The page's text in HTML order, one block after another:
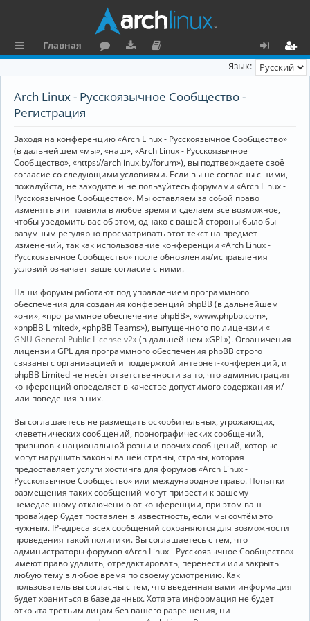
л
и
Главная
н
та
ц
и
я
х
ег
Язык:
Arch Linux - Русскоязычное Сообщество -
Регистрация
Заходя на конференцию «Arch Linux - Русскоязычное Сообщество»
(в дальнейшем «мы», «наш», «Arch Linux - Русскоязычное
Сообщество», «https://archlinux.by/forum»), вы подтверждаете своё
согласие со следующими условиями. Если вы не согласны с ними,
пожалуйста, не заходите и не пользуйтесь форумами «Arch Linux -
Русскоязычное Сообщество». Мы оставляем за собой право
изменять эти правила в любое время и сделаем всё возможное,
чтобы уведомить вас об этом, однако с вашей стороны было бы
разумным регулярно просматривать этот текст на предмет
изменений, так как использование конференции «Arch Linux -
Русскоязычное Сообщество» после обновления/исправления
условий означает ваше согласие с ними.
Наши форумы работают под управлением программного
обеспечения для создания конференций phpBB (в дальнейшем
«они», «программное обеспечение phpBB», «www.phpbb.com»,
«phpBB Limited», «phpBB Teams»), выпущенного по лицензии «
GNU General Public License v2» (в дальнейшем «GPL»). Ограничения
лицензии GPL для программного обеспечения phpBB строго
связаны с организацией и поддержкой интернет-конференций, и
phpBB Limited не несёт ответственности за то, что администрация
конференций определяет в качестве допустимого содержания и/
или поведения в них.
Вы соглашаетесь не размещать оскорбительных, угрожающих,
клеветнических сообщений, порнографических сообщений,
призывов к национальной розни и прочих сообщений, которые
могут нарушить законы вашей страны, страны, которая
предоставляет услуги хостинга для форумов «Arch Linux -
Русскоязычное Сообщество» или международное право. Попытки
размещения таких сообщений могут привести к вашему
немедленному отключению от конференции, при этом ваш
провайдер будет поставлен в известность, если мы сочтём это
нужным. IP-адреса всех сообщений сохраняются для возможности
проведения такой политики. Вы соглашаетесь с тем, что
администраторы форумов «Arch Linux - Русскоязычное Сообщество»
имеют право удалить, отредактировать, перенести или закрыть
любую тему в любое время по своему усмотрению. Как
пользователь вы согласны с тем, что введённая вами информация
будет храниться в базе данных. Хотя эта информация не будет
открыта третьим лицам без вашего разрешения, ни